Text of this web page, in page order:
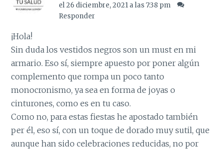
el 26 diciembre, 2021 a las 7:38 pm
Responder
¡Hola!
Sin duda los vestidos negros son un must en mi
armario. Eso sí, siempre apuesto por poner algún
complemento que rompa un poco tanto
monocronismo, ya sea en forma de joyas o
cinturones, como es en tu caso.
Como no, para estas fiestas he apostado también
per él, eso sí, con un toque de dorado muy sutil, que
aunque han sido celebraciones reducidas, no por